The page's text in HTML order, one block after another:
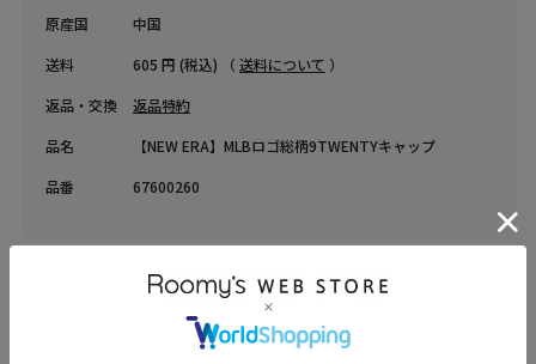
原産国
中国
送料
605 円 (税込) （ 送料について ）
返品・交換
返品特約
品名
【NEW ERA】MLBロゴ総柄9TWENTYキャップ
品番
67600260